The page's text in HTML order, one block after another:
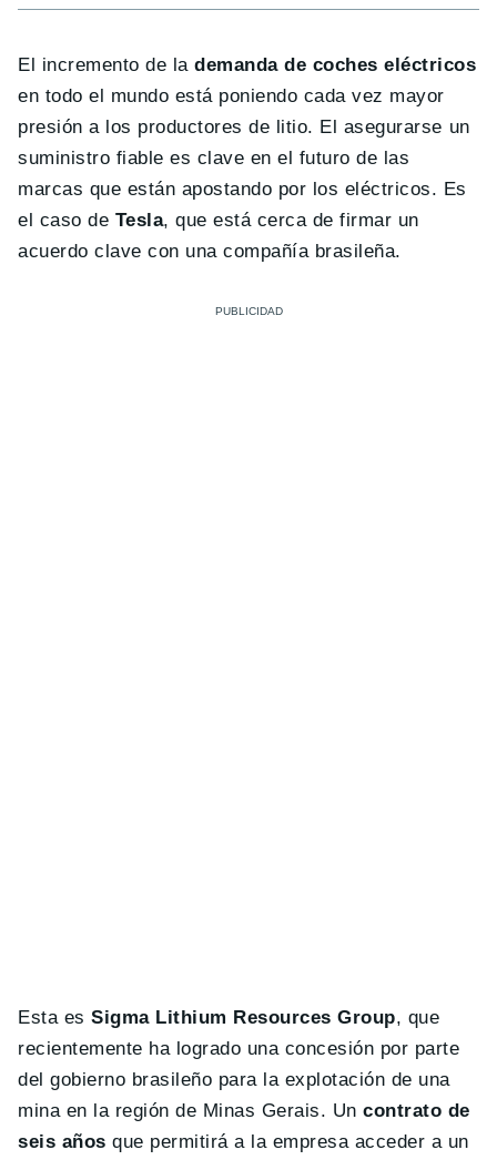
El incremento de lademanda de coches eléctricos
en todo el mundo está poniendo cada vez mayor
presión a los productores de litio. El asegurarse un
suministro fiable es clave en el futuro de las
marcas que están apostando por los eléctricos. Es
el caso de Tesla, que está cerca de firmar un
acuerdo clave con una compañía brasileña.
Esta esSigma Lithium Resources Group, que
recientemente ha logrado una concesión por parte
del gobierno brasileño para la explotación de una
mina en la región de Minas Gerais. Uncontrato de
seis años que permitirá a la empresa acceder a un